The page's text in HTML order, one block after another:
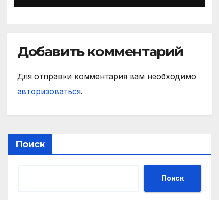
Добавить комментарий
Для отправки комментария вам необходимо
авторизоваться.
Поиск
Поиск